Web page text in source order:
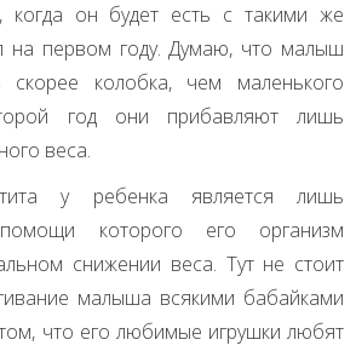
когда он будет есть с такими же
на первом году. Думаю, что малыш
скорее колобка, чем маленького
год они прибавляют лишь
веса.
у ребенка является лишь
которого его организм
снижении веса. Тут не стоит
малыша всякими бабайками
что его любимые игрушки любят